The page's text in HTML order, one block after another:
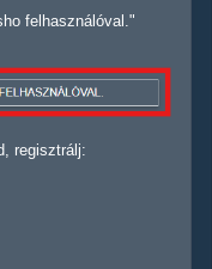
felhasználóval."
regisztrálj: